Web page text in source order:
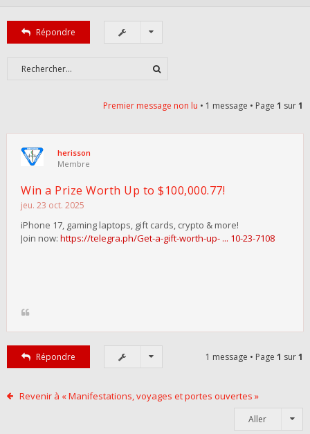
Répondre
Premier message non lu • 1 message • Page 1 sur1
herisson
Membre
Win a Prize Worth Up to $100,000.77!
jeu. 23 oct. 2025
iPhone 17, gaming laptops, gift cards, crypto & more!
Join now: https://telegra.ph/Get-a-gift-worth-up- ... 10-23-7108
Répondre 1 message • Page 1 sur1
Revenir à « Manifestations, voyages et portes ouvertes »
Aller